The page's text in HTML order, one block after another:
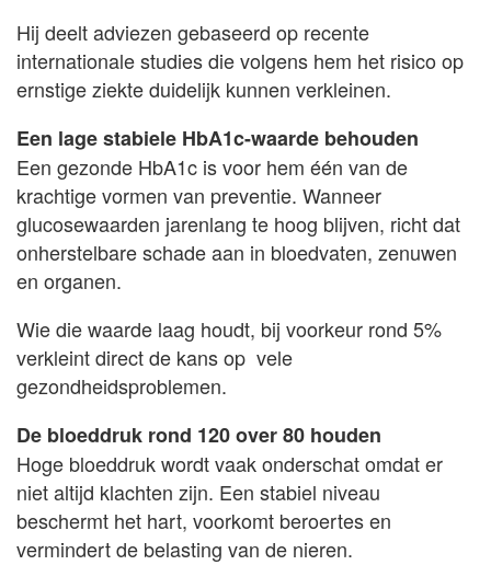
Hij deelt adviezen gebaseerd op recente
internationale studies die volgens hem het risico op
ernstige ziekte duidelijk kunnen verkleinen.
Een lage stabiele HbA1c-waarde behouden
Een gezonde HbA1c is voor hem één van de
krachtige vormen van preventie. Wanneer
glucosewaarden jarenlang te hoog blijven, richt dat
onherstelbare schade aan in bloedvaten, zenuwen
en organen.
Wie die waarde laag houdt, bij voorkeur rond 5%
verkleint direct de kans op vele
gezondheidsproblemen.
De bloeddruk rond 120 over 80 houden
Hoge bloeddruk wordt vaak onderschat omdat er
niet altijd klachten zijn. Een stabiel niveau
beschermt het hart, voorkomt beroertes en
vermindert de belasting van de nieren.